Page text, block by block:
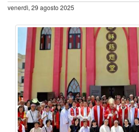
venerdì, 29 agosto 2025